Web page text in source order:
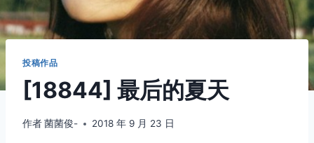
投稿作品
[18844] 最后的夏天
作者菌菌俊- 2018 年 9 月 23 日